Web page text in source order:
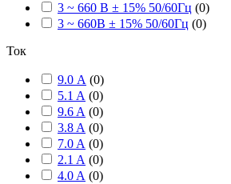
3 ~ 660 В ± 15% 50/60Гц (0)
3 ~ 660В ± 15% 50/60Гц (0)
Ток
9.0 А (0)
5.1 A (0)
9.6 A (0)
3.8 A (0)
7.0 A (0)
2.1 A (0)
4.0 A (0)